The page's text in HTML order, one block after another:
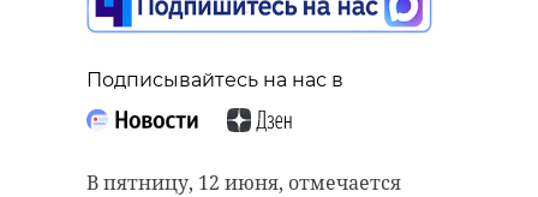
Подписывайтесь на нас в
В пятницу, 12 июня, отмечается
Подписывайтесь на нас в
Подписывайтесь на нас в